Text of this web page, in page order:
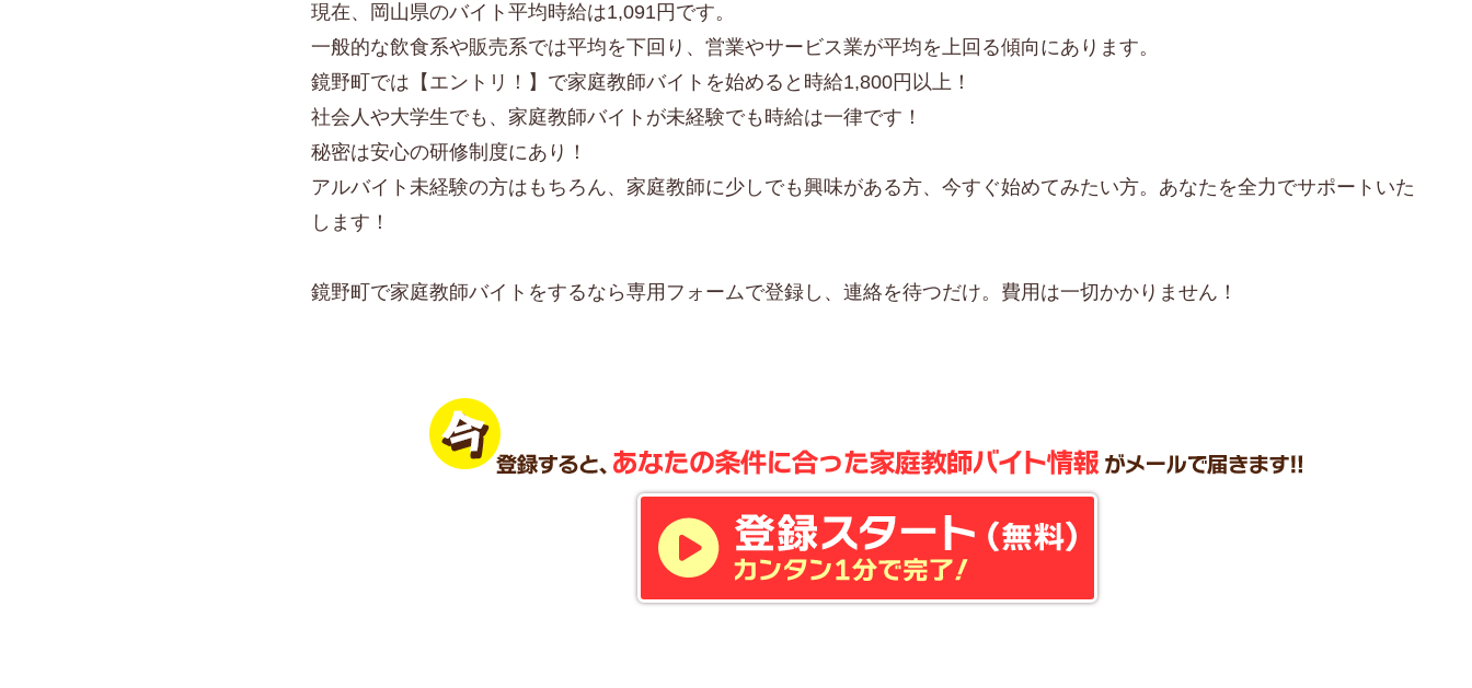
現在、岡山県のバイト平均時給は1,091円です。
一般的な飲食系や販売系では平均を下回り、営業やサービス業が平均を上回る傾向にあります。
鏡野町では【エントリ！】で家庭教師バイトを始めると時給1,800円以上！
社会人や大学生でも、家庭教師バイトが未経験でも時給は一律です！
秘密は安心の研修制度にあり！
アルバイト未経験の方はもちろん、家庭教師に少しでも興味がある方、今すぐ始めてみたい方。あなたを全力でサポートいた
します！
鏡野町で家庭教師バイトをするなら専用フォームで登録し、連絡を待つだけ。費用は一切かかりません！